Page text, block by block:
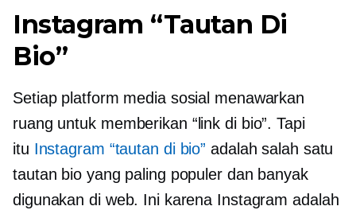
Instagram “Tautan Di
Bio”
Setiap platform media sosial menawarkan
ruang untuk memberikan “link di bio”. Tapi
itu Instagram “tautan di bio” adalah salah satu
tautan bio yang paling populer dan banyak
digunakan di web. Ini karena Instagram adalah